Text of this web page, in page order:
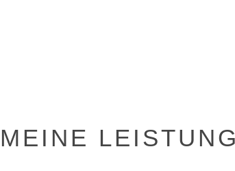
MEINE